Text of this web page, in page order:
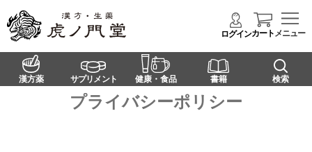
ログインカートメニュー
漢方薬 サプリメント 健康・食品 書籍 検索
プライバシーポリシー